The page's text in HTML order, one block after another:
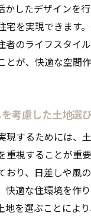
かしたデザインを
宅を実現できます
者のライフスタイ
とが、快適な空間
考慮した土地選
現するためには、
重視することが重
おり、日差しや風
快適な住環境を作
地を選ぶことによ